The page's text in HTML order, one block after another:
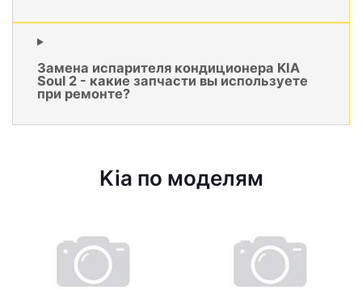
Замена испарителя кондиционера KIA
Soul 2 - какие запчасти вы используете
при ремонте?
Kia по моделям